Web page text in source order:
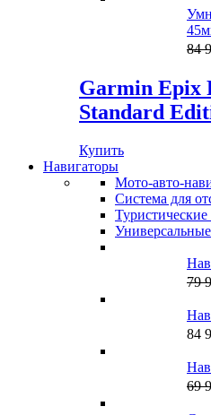
84
Garmin Epix
Standard
Купить
Навигаторы
Мото-авто-
Система для
Универсальные
79
84
69